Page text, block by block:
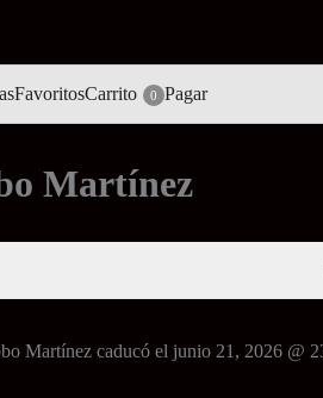
FavoritosCarrito 0 Pagar
Martínez
Martínez caducó el junio 21, 2026 @